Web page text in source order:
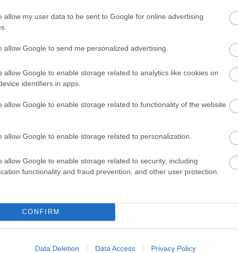
allow my user data to be sent to Google for online advertising
allow Google to send me personalized advertising.
allow Google to enable storage related to analytics like cookies on
identifiers in apps.
allow Google to enable storage related to functionality of the website
allow Google to enable storage related to personalization.
allow Google to enable storage related to security, including
functionality and fraud prevention, and other user protection.
CONFIRM
Data Deletion Data Access Privacy Policy
értsd folyamatosan meghallgatásokra jár,
ahol három férfi verseng a kegyeiért, neki
az adás végén, hogy kivel tölt el egy hétvégét.
kegyetlen sorozatgyilkos.
hangzik és kíváncsiak vagyunk, hova futhat ki
macska-egér játék, de szó nincs erről,
eseményen alapul. Az Amerikában anno nagy
showban valóban feltűnt játékosként egy
Ezt az esetet hivatott elmesélni Kendrick,